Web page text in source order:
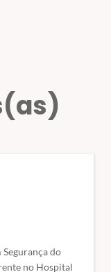
do
no Hospital